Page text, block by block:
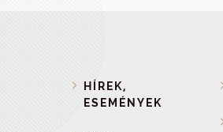
HÍREK,
ESEMÉNYEK